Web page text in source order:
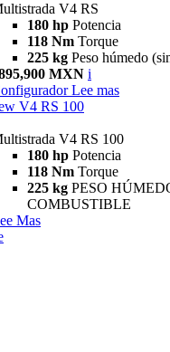
V4 RS
180 hp Potencia
118 Nm Torque
225 kg Peso húmedo
MXN i
Lee mas
V4 RS 100
V4 RS 100
180 hp Potencia
118 Nm Torque
225 kg PESO
COMBUSTIBLE
Mas